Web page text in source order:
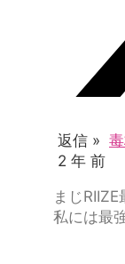
返信 »
2 年 前
まじ
私には最